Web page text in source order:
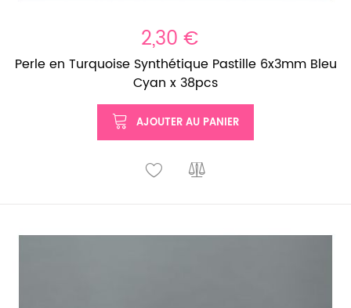
2,30 €
Perle en Turquoise Synthétique Pastille 6x3mm Bleu
Cyan x 38pcs
AJOUTER AU PANIER